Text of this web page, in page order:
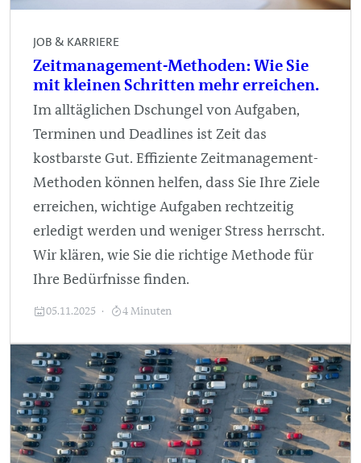
JOB & KARRIERE
Zeitmanagement-Methoden: Wie Sie
mit kleinen Schritten mehr erreichen.
Im alltäglichen Dschungel von Aufgaben,
Terminen und Deadlines ist Zeit das
kostbarste Gut. Effiziente Zeitmanagement-
Methoden können helfen, dass Sie Ihre Ziele
erreichen, wichtige Aufgaben rechtzeitig
erledigt werden und weniger Stress herrscht.
Wir klären, wie Sie die richtige Methode für
Ihre Bedürfnisse finden.
05.11.2025 4 Minuten